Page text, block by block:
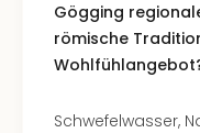
Gögging
römische
Schwefelwasser,